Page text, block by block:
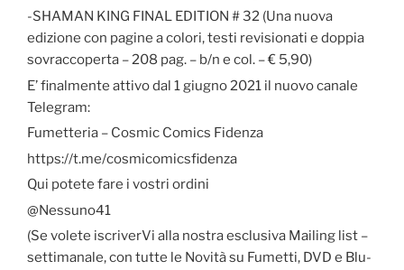
-SHAMAN KING FINAL EDITION # 32 (Una nuova
edizione con pagine a colori, testi revisionati e doppia
sovraccoperta – 208 pag. – b/n e col. – € 5,90)
E’ finalmente attivo dal 1 giugno 2021 il nuovo canale
Telegram:
Fumetteria – Cosmic Comics Fidenza
https://t.me/cosmicomicsfidenza
Qui potete fare i vostri ordini
@Nessuno41
(Se volete iscriverVi alla nostra esclusiva Mailing list –
settimanale, con tutte le Novità su Fumetti, DVD e Blu-